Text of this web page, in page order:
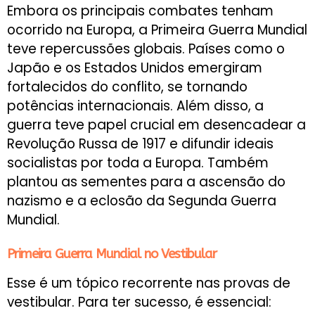
Embora os principais combates tenham
ocorrido na Europa, a Primeira Guerra Mundial
teve repercussões globais. Países como o
Japão e os Estados Unidos emergiram
fortalecidos do conflito, se tornando
potências internacionais. Além disso, a
guerra teve papel crucial em desencadear a
Revolução Russa de 1917 e difundir ideais
socialistas por toda a Europa. Também
plantou as sementes para a ascensão do
nazismo e a eclosão da Segunda Guerra
Mundial.
Primeira Guerra Mundial no Vestibular
Esse é um tópico recorrente nas provas de
vestibular. Para ter sucesso, é essencial: